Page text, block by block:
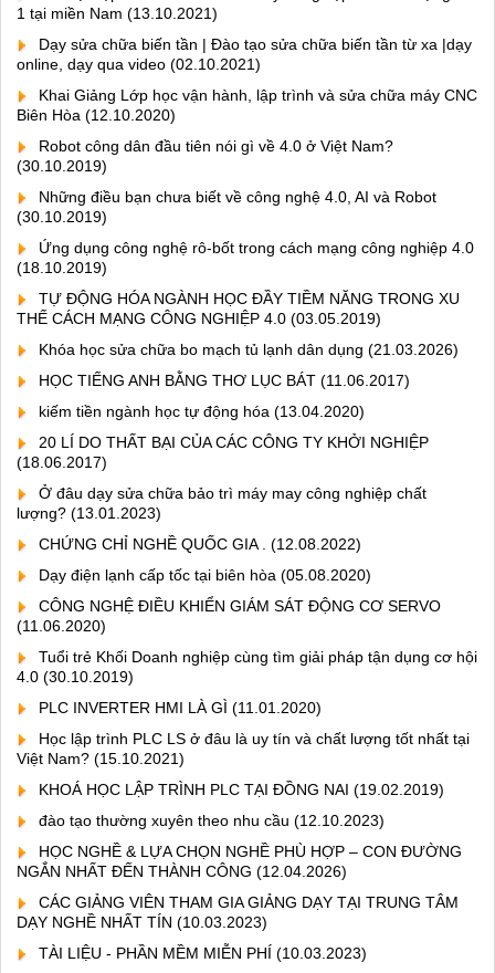
1 tại miền Nam (13.10.2021)
Dạy sửa chữa biến tần | Đào tạo sửa chữa biến tần từ xa |dạy
online, dạy qua video (02.10.2021)
Khai Giảng Lớp học vận hành, lập trình và sửa chữa máy CNC
Biên Hòa (12.10.2020)
Robot công dân đầu tiên nói gì về 4.0 ở Việt Nam?
(30.10.2019)
Những điều bạn chưa biết về công nghệ 4.0, AI và Robot
(30.10.2019)
Ứng dụng công nghệ rô-bốt trong cách mạng công nghiệp 4.0
(18.10.2019)
TỰ ĐỘNG HÓA NGÀNH HỌC ĐẦY TIỀM NĂNG TRONG XU
THẾ CÁCH MẠNG CÔNG NGHIỆP 4.0 (03.05.2019)
Khóa học sửa chữa bo mạch tủ lạnh dân dụng (21.03.2026)
HỌC TIẾNG ANH BẰNG THƠ LỤC BÁT (11.06.2017)
kiếm tiền ngành học tự động hóa (13.04.2020)
20 LÍ DO THẤT BẠI CỦA CÁC CÔNG TY KHỞI NGHIỆP
(18.06.2017)
Ở đâu dạy sửa chữa bảo trì máy may công nghiệp chất
lượng? (13.01.2023)
CHỨNG CHỈ NGHỀ QUỐC GIA .
(12.08.2022)
Dạy điện lạnh cấp tốc tại biên hòa (05.08.2020)
CÔNG NGHỆ ĐIỀU KHIỂN GIÁM SÁT ĐỘNG CƠ SERVO
(11.06.2020)
Tuổi trẻ Khối Doanh nghiệp cùng tìm giải pháp tận dụng cơ hội
4.0 (30.10.2019)
PLC INVERTER HMI LÀ GÌ (11.01.2020)
Học lập trình PLC LS ở đâu là uy tín và chất lượng tốt nhất tại
Việt Nam? (15.10.2021)
KHOÁ HỌC LẬP TRÌNH PLC TẠI ĐỒNG NAI (19.02.2019)
đào tạo thường xuyên theo nhu cầu (12.10.2023)
HỌC NGHỀ & LỰA CHỌN NGHỀ PHÙ HỢP – CON ĐƯỜNG
NGẮN NHẤT ĐẾN THÀNH CÔNG (12.04.2026)
CÁC GIẢNG VIÊN THAM GIA GIẢNG DẠY TẠI TRUNG TÂM
DẠY NGHỀ NHẤT TÍN (10.03.2023)
TÀI LIỆU - PHẦN MỀM MIỄN PHÍ (10.03.2023)